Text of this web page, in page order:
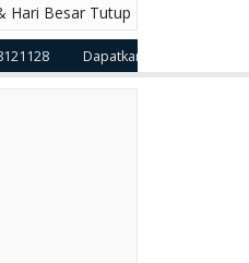
Hari Besar Tutup
Dapatkan Produk Produk